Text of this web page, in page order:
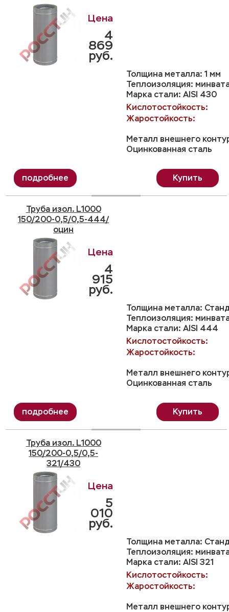
Толщина металла: 1 мм
Теплоизоляция:
Марка стали: AISI 430
Кислотостойкость:
Жаростойкость:
Металл внешнего
Оцинкованная сталь
4
869
руб.
Купить
Труба изол. L1000
150/200-0,5/0,5-444/
оцин
Толщина металла:
Теплоизоляция:
Марка стали: AISI 444
Кислотостойкость:
Жаростойкость:
Металл внешнего
Оцинкованная сталь
4
915
руб.
Купить
Труба изол. L1000
150/200-0,5/0,5-
321/430
Толщина металла:
Теплоизоляция:
Марка стали: AISI 321
Кислотостойкость:
Жаростойкость:
Металл внешнего
5
010
руб.